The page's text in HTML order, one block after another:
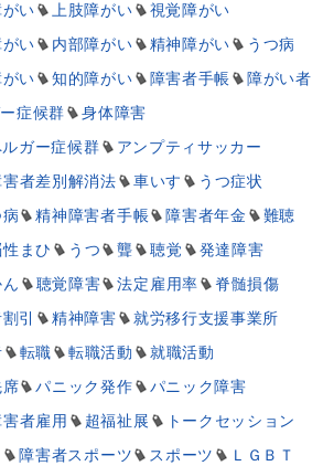
い 上肢障がい
視覚障がい
い 内部障がい 精神障がい
うつ病
い 知的障がい 障害者手帳
障がい者
症候群
身体障害
ガー症候群
アンプティサッカー
害者差別解消法 車いす
うつ症状
精神障害者手帳 障害者年金
難聴
性まひ うつ 聾 聴覚
発達障害
聴覚障害 法定雇用率
脊髄損傷
引 精神障害
就労移行支援事業所
転職 転職活動
就職活動
パニック発作
パニック障害
害者雇用 超福祉展
トークセッション
障害者スポーツ スポーツ
ＬＧＢＴ